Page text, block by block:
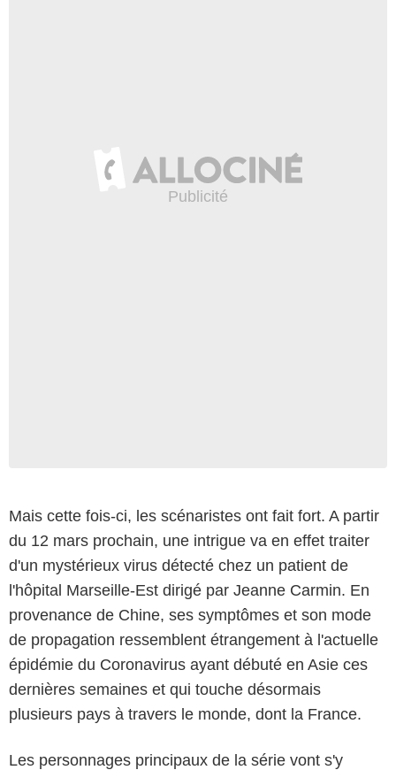
Mais cette fois-ci, les scénaristes ont fait fort. A partir
du 12 mars prochain, une intrigue va en effet traiter
d'un mystérieux virus détecté chez un patient de
l'hôpital Marseille-Est dirigé par Jeanne Carmin. En
provenance de Chine, ses symptômes et son mode
de propagation ressemblent étrangement à l'actuelle
épidémie du Coronavirus ayant débuté en Asie ces
dernières semaines et qui touche désormais
plusieurs pays à travers le monde, dont la France.
Les personnages principaux de la série vont s'y